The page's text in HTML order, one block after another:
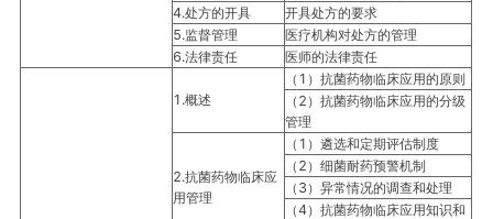
4.处方的开具
开具处方的要求
5.监督管理
医疗机构对处方的管理
6.法律责任
医师的法律责任
1.概述
（1）抗菌药物临床应用的原则
（2）抗菌药物临床应用的分级
管理
2.抗菌药物临床应
用管理
（1）遴选和定期评估制度
（2）细菌耐药预警机制
（3）异常情况的调查和处理
（4）抗菌药物临床应用知识和